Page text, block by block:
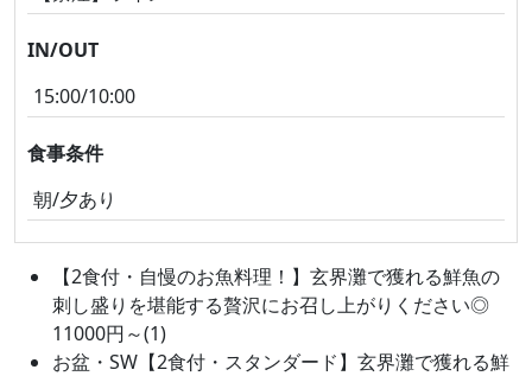
IN/OUT
15:00/10:00
食事条件
朝/夕あり
【2食付・自慢のお魚料理！】玄界灘で獲れる鮮魚の
刺し盛りを堪能する贅沢にお召し上がりください◎
11000円～(1)
お盆・SW【2食付・スタンダード】玄界灘で獲れる鮮